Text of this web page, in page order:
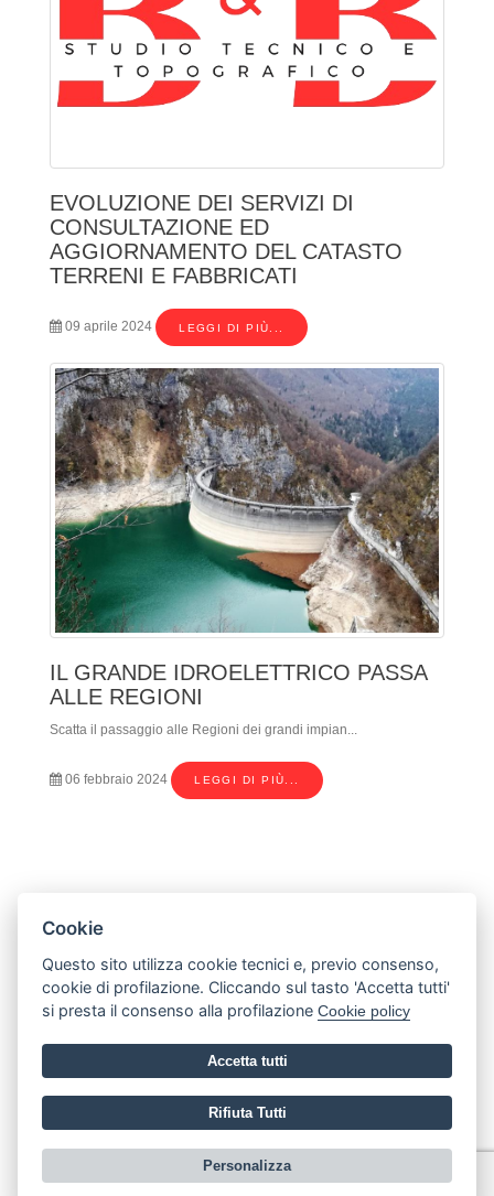
EVOLUZIONE DEI SERVIZI DI
CONSULTAZIONE ED
AGGIORNAMENTO DEL CATASTO
TERRENI E FABBRICATI
09 aprile 2024 LEGGI DI PIÙ...
IL GRANDE IDROELETTRICO PASSA
ALLE REGIONI
Scatta il passaggio alle Regioni dei grandi impian...
06 febbraio 2024 LEGGI DI PIÙ...
Via Duccio Galimberti, 50 - 12030 Manta CN
SDI W7YVJK9
P.IVA / CF 03255250049
© Studio B&B -Studio Associato Tecnico e Topografico 2026
Realizzato da Leonardo Web srl
Cookie
Questo sito utilizza cookie tecnici e, previo consenso,
cookie di profilazione. Cliccando sul tasto 'Accetta tutti'
si presta il consenso alla profilazioneCookie policy
Accetta tutti
Rifiuta Tutti
Personalizza